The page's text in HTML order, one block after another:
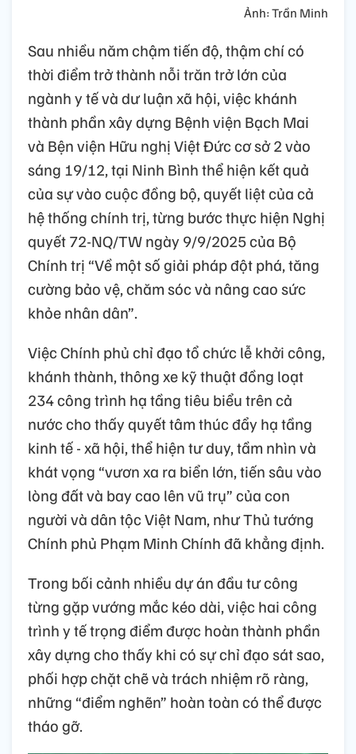
Ảnh: Trần Minh
Sau nhiều năm chậm tiến độ, thậm chí có
thời điểm trở thành nỗi trăn trở lớn của
ngành y tế và dư luận xã hội, việc khánh
thành phần xây dựng Bệnh viện Bạch Mai
và Bện viện Hữu nghị Việt Đức cơ sở 2 vào
sáng 19/12, tại Ninh Bình thể hiện kết quả
của sự vào cuộc đồng bộ, quyết liệt của cả
hệ thống chính trị, từng bước thực hiện Nghị
quyết 72-NQ/TW ngày 9/9/2025 của Bộ
Chính trị “Về một số giải pháp đột phá, tăng
cường bảo vệ, chăm sóc và nâng cao sức
khỏe nhân dân”.
Việc Chính phủ chỉ đạo tổ chức lễ khởi công,
khánh thành, thông xe kỹ thuật đồng loạt
234 công trình hạ tầng tiêu biểu trên cả
nước cho thấy quyết tâm thúc đẩy hạ tầng
kinh tế - xã hội, thể hiện tư duy, tầm nhìn và
khát vọng “vươn xa ra biển lớn, tiến sâu vào
lòng đất và bay cao lên vũ trụ” của con
người và dân tộc Việt Nam, như Thủ tướng
Chính phủ Phạm Minh Chính đã khẳng định.
Trong bối cảnh nhiều dự án đầu tư công
từng gặp vướng mắc kéo dài, việc hai công
trình y tế trọng điểm được hoàn thành phần
xây dựng cho thấy khi có sự chỉ đạo sát sao,
phối hợp chặt chẽ và trách nhiệm rõ ràng,
những “điểm nghẽn” hoàn toàn có thể được
tháo gỡ.